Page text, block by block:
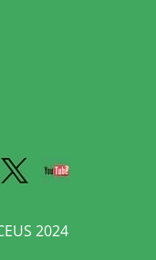
2024